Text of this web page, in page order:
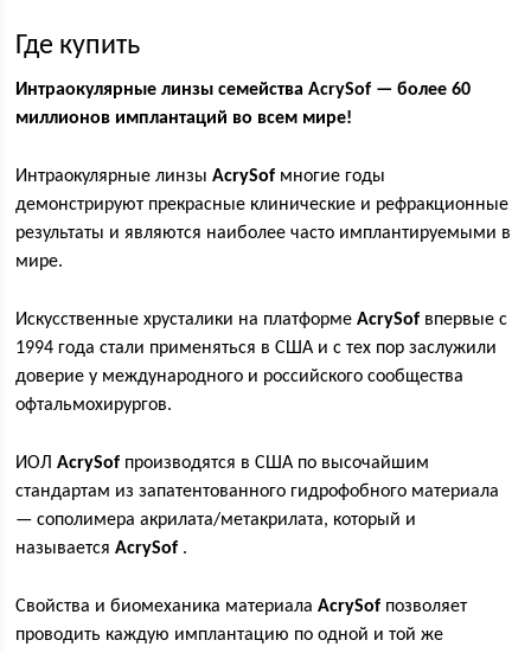
Где купить
Интраокулярные линзы семейства AcrySof — более 60
миллионов имплантаций во всем мире!
Интраокулярные линзыAcrySof многие годы
демонстрируют прекрасные клинические и рефракционные
результаты и являются наиболее часто имплантируемыми в
мире.
Искусственные хрусталики на платформеAcrySof впервые с
1994 года стали применяться в США и с тех пор заслужили
доверие у международного и российского сообщества
офтальмохирургов.
ИОЛAcrySof производятся в США по высочайшим
стандартам из запатентованного гидрофобного материала
— сополимера акрилата/метакрилата, который и
называетсяAcrySof .
Свойства и биомеханика материалаAcrySof позволяет
проводить каждую имплантацию по одной и той же